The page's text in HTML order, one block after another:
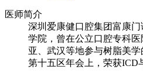
医师简介
深圳爱康健口腔集团富康
学院，曾在公立口腔专科
亚、武汉等地参与树脂美
第十五区年会上，荣获ICD